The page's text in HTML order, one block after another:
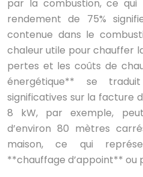
par la combustion, ce qui
rendement de 75%
contenue dans le
chaleur utile pour chauffer
pertes et les coûts de
énergétique** se
significatives sur la facture
8 kW, par exemple,
d’environ 80 mètres
maison, ce qui
**chauffage d’appoint**